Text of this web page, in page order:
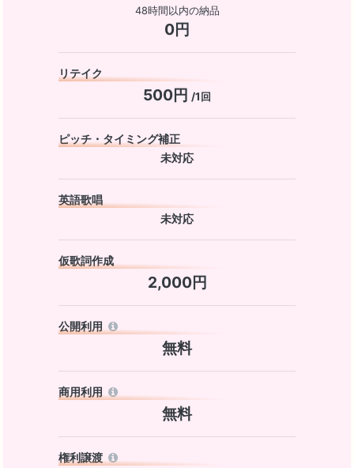
48時間以内の納品
0円
リテイク
500円 /1回
ピッチ・タイミング補正
未対応
英語歌唱
未対応
仮歌詞作成
2,000円
公開利用
無料
商用利用
無料
権利譲渡